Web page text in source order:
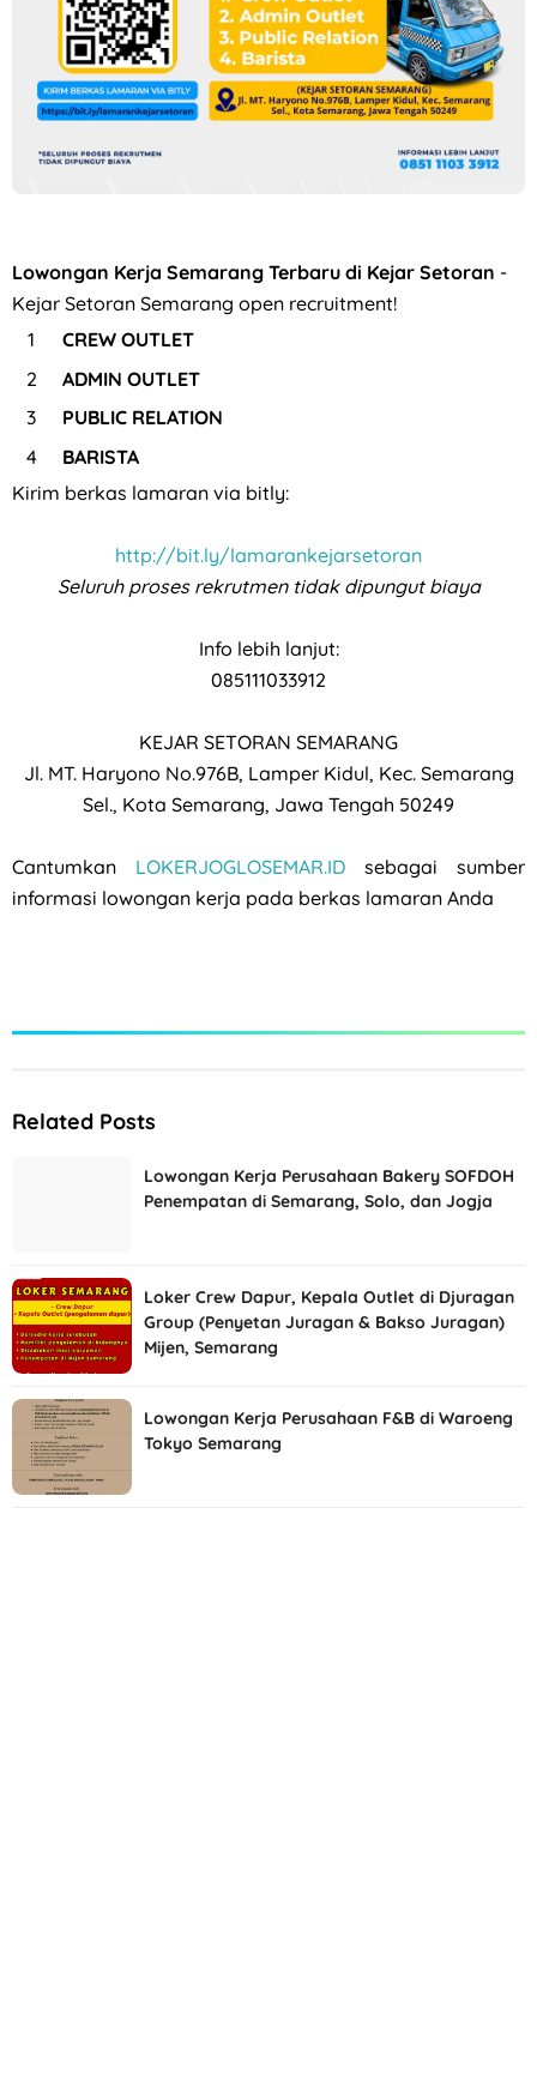
Lowongan Kerja Semarang Terbaru di Kejar Setoran -
Kejar Setoran Semarang open recruitment!
CREW OUTLET
ADMIN OUTLET
PUBLIC RELATION
BARISTA
Kirim berkas lamaran via bitly:
http://bit.ly/lamarankejarsetoran
Seluruh proses rekrutmen tidak dipungut biaya
Info lebih lanjut:
085111033912
KEJAR SETORAN SEMARANG
Jl. MT. Haryono No.976B, Lamper Kidul, Kec. Semarang
Sel., Kota Semarang, Jawa Tengah 50249
Cantumkan LOKERJOGLOSEMAR.ID sebagai sumber
informasi lowongan kerja pada berkas lamaran Anda
Related Posts
Lowongan Kerja Perusahaan Bakery SOFDOH
Penempatan di Semarang, Solo, dan Jogja
Loker Crew Dapur, Kepala Outlet di Djuragan
Group (Penyetan Juragan & Bakso Juragan)
Mijen, Semarang
Lowongan Kerja Perusahaan F&B di Waroeng
Tokyo Semarang